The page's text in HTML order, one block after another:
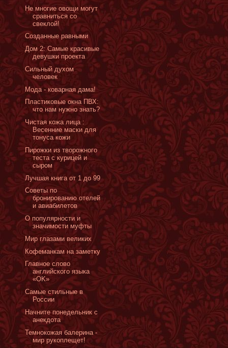
Не многие овощи могут
сравниться со
свеклой!
Созданные равными
Дом 2: Самые красивые
девушки проекта
Сильный духом
человек
Мода - коварная дама!
Пластиковые окна ПВХ:
что нам нужно знать?
Чистая кожа лица :
Весенние маски для
тонуса кожи
Пирожки из творожного
теста с курицей и
сыром
Лучшая книга от 1 до 99
Советы по
бронированию отелей
и авиабилетов
О популярности и
значимости муфты
Мир глазами великих
Кофеманкам на заметку
Главное слово
английского языка
«OK»
Самые стильные в
России
Начните понедельник с
анекдота
Темнокожая балерина -
мир рукоплещет!